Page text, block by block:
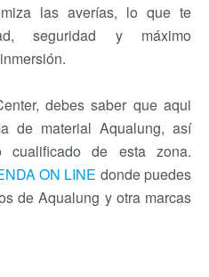
las averías, lo que te
seguridad y máximo
debes saber que aqui
de material Aqualung, así
cualificado de esta zona.
ON LINE donde puedes
de Aqualung y otra marcas